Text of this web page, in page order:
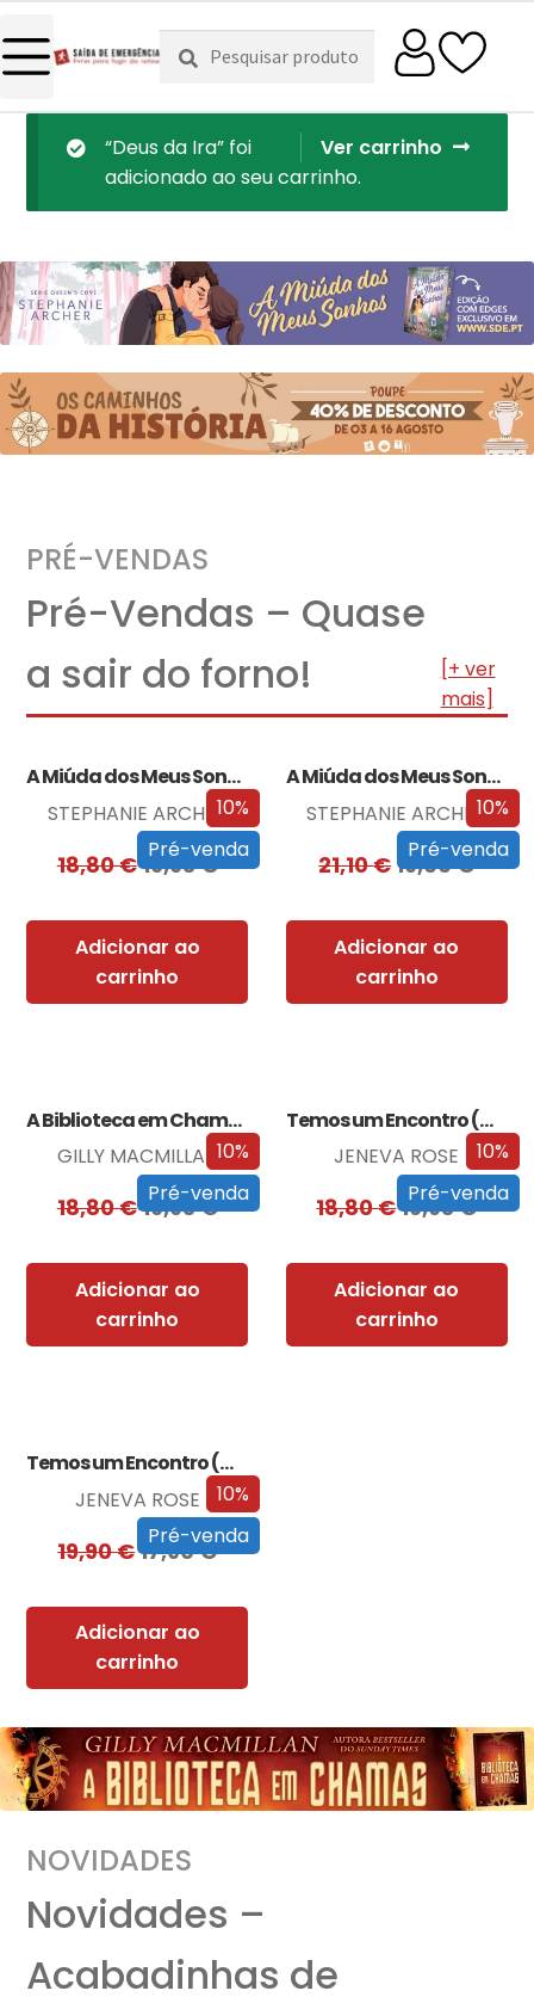
Pesquisar
por:
Pesquisa
Ver carrinho
“Deus da Ira” foi
adicionado ao seu carrinho.
PRÉ-VENDAS
Pré-Vendas – Quase
a sair do forno!
[+ ver
mais]
10%
Pré-venda
A Miúda dos Meus Sonhos
STEPHANIE ARCHER
18,80€16,93€
Adicionar ao
carrinho
10%
Pré-venda
A Miúda dos Meus Sonhos – Edição…
STEPHANIE ARCHER
21,10€19,00€
Adicionar ao
carrinho
10%
Pré-venda
A Biblioteca em Chamas
GILLY MACMILLAN
18,80€16,93€
Adicionar ao
carrinho
10%
Pré-venda
Temos um Encontro (Outra Vez)
JENEVA ROSE
18,80€16,93€
Adicionar ao
carrinho
10%
Pré-venda
Temos um Encontro (Outra Vez) – Edição…
JENEVA ROSE
19,90€17,90€
Adicionar ao
carrinho
NOVIDADES
Novidades –
Acabadinhas de